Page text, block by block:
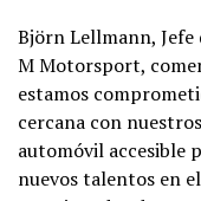
Björn Lellmann, Jefe
M Motorsport,
estamos
cercana con
automóvil accesible
nuevos talentos en